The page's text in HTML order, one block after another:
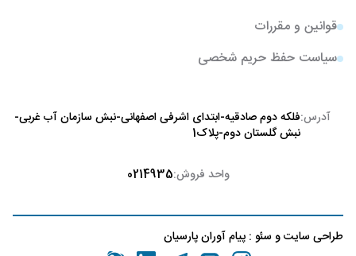
قوانین و مقررات
سیاست حفظ حریم شخصی
آدرس:فلکه دوم صادقیه-ابتدای اشرفی اصفهانی-نبش سازمان آب غربی-
نبش گلستان دوم-پلاک1
واحد فروش:0214935
طراحی سایتوسئو : پیام آوران پارسیان